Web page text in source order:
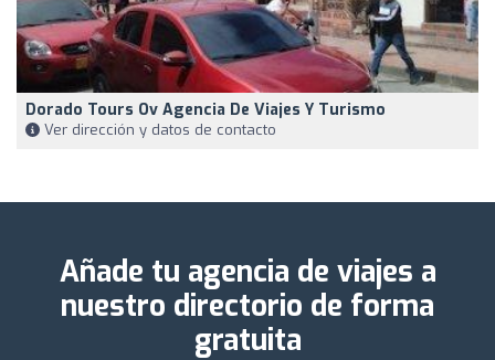
Dorado Tours Ov Agencia De Viajes Y Turismo
Ver dirección y datos de contacto
Añade tu agencia de viajes a
nuestro directorio de forma
gratuita